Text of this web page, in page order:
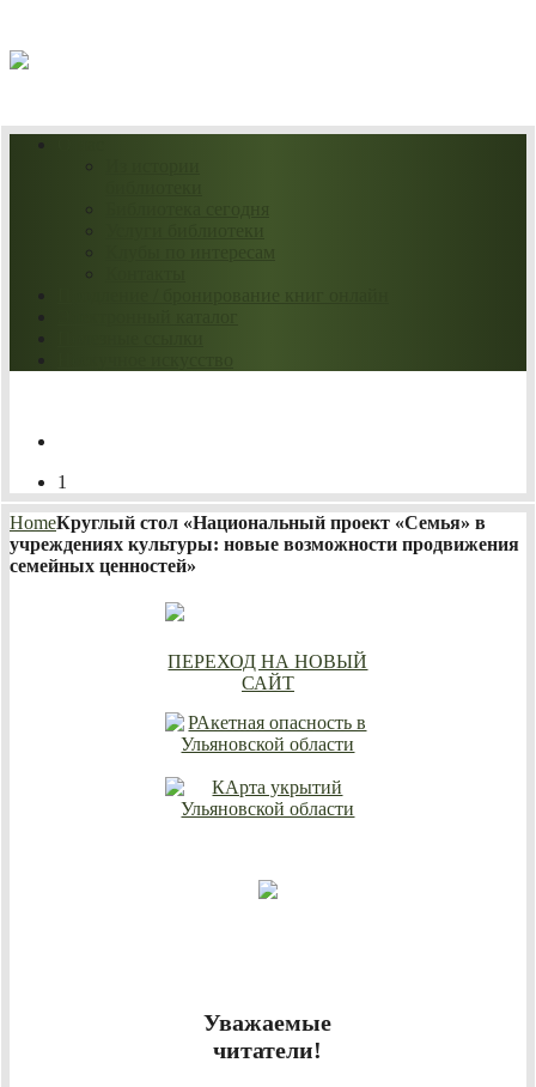
1
HomeКруглый стол «Национальный проект «Семья» в
учреждениях культуры: новые возможности продвижения
семейных ценностей»
ПЕРЕХОД НА НОВЫЙ
САЙТ
Уважаемые
читатели!